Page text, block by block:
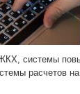
системы
расчетов